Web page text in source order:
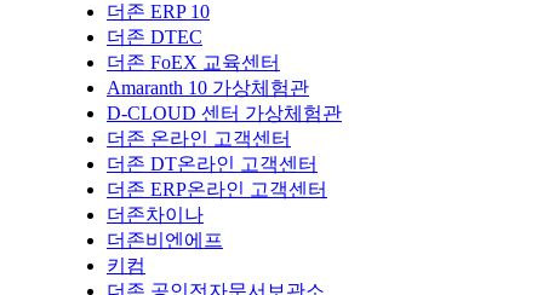
더존 ERP 10
더존 DTEC
더존 FoEX 교육센터
Amaranth 10 가상체험관
D-CLOUD 센터 가상체험관
더존 온라인 고객센터
더존 DT온라인 고객센터
더존 ERP온라인 고객센터
더존차이나
더존비엔에프
키컴
더존 공인전자문서보관소